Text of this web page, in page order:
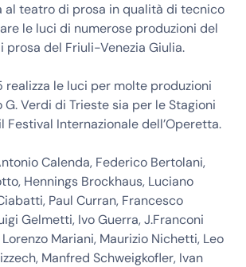
al teatro di prosa in qualità di tecnico
le luci di numerose produzioni del
prosa del Friuli-Venezia Giulia.
realizza le luci per molte produzioni
Verdi di Trieste sia per le Stagioni
Festival Internazionale dell’Operetta.
Calenda, Federico Bertolani,
Hennings Brockhaus, Luciano
Paul Curran, Francesco
Gelmetti, Ivo Guerra, J.Franconi
Lorenzo Mariani, Maurizio Nichetti, Leo
Manfred Schweigkofler, Ivan